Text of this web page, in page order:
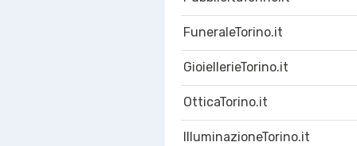
FuneraleTorino.it
GioiellerieTorino.it
OtticaTorino.it
IlluminazioneTorino.it